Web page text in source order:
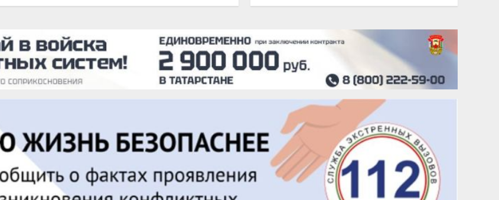
20 августа
22 августа
Евгений Ефимов
25 августа
Сэсэгма Бубеева
28 августа
Чингиз Мустафаев
29 августа
Надежда Рослова
1 сентября
Гали Хасанов